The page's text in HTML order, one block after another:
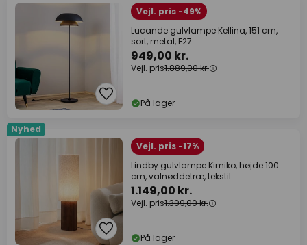
Vejl. pris -49%
Lucande gulvlampe Kellina, 151 cm,
sort, metal, E27
949,00 kr.
Vejl. pris1.889,00 kr.
På lager
Nyhed
Vejl. pris -17%
Lindby gulvlampe Kimiko, højde 100
cm, valnøddetræ, tekstil
1.149,00 kr.
Vejl. pris1.399,00 kr.
På lager